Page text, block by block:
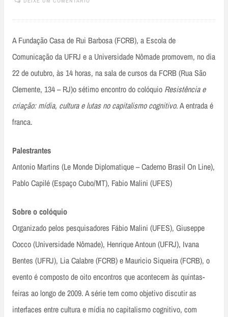
A Fundação Casa de Rui Barbosa (FCRB), a Escola de
Comunicação da UFRJ e a Universidade Nômade promovem, no dia
22 de outubro, às 14 horas, na sala de cursos da FCRB (Rua São
Clemente, 134 – RJ)o sétimo encontro do colóquio Resistência e
criação: mídia, cultura e lutas no capitalismo cognitivo. A entrada é
franca.
Palestrantes
Antonio Martins (Le Monde Diplomatique – Caderno Brasil On Line),
Pablo Capilé (Espaço Cubo/MT), Fabio Malini (UFES)
Sobre o colóquio
Organizado pelos pesquisadores Fábio Malini (UFES), Giuseppe
Cocco (Universidade Nômade), Henrique Antoun (UFRJ), Ivana
Bentes (UFRJ), Lia Calabre (FCRB) e Mauricio Siqueira (FCRB), o
evento é composto de oito encontros que acontecem às quintas-
feiras ao longo de 2009. A série tem como objetivo discutir as
interfaces entre cultura e mídia no capitalismo cognitivo, com